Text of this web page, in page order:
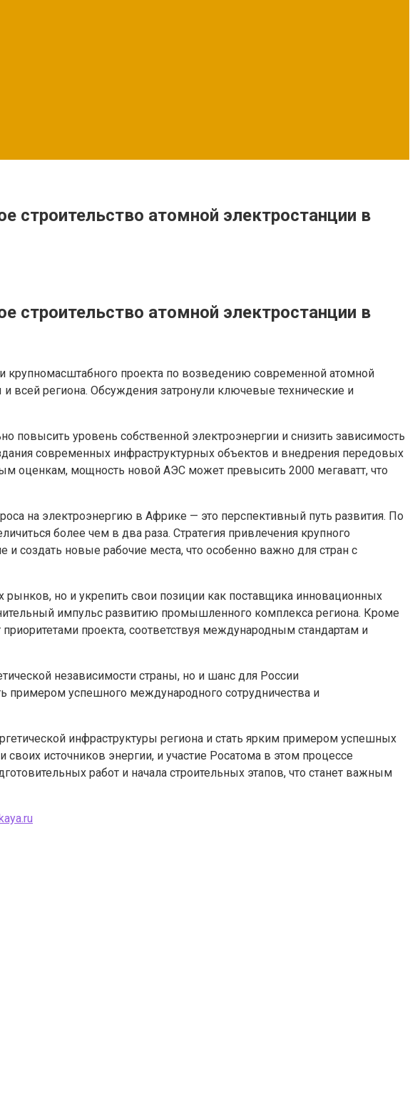
строительство атомной электростанции в
строительство атомной электростанции в
крупномасштабного проекта по возведению современной атомной
всей региона. Обсуждения затронули ключевые технические и
повысить уровень собственной электроэнергии и снизить зависимость
современных инфраструктурных объектов и внедрения передовых
оценкам, мощность новой АЭС может превысить 2000 мегаватт, что
на электроэнергию в Африке — это перспективный путь развития. По
более чем в два раза. Стратегия привлечения крупного
создать новые рабочие места, что особенно важно для стран с
но и укрепить свои позиции как поставщика инновационных
импульс развитию промышленного комплекса региона. Кроме
проекта, соответствуя международным стандартам и
независимости страны, но и шанс для России
примером успешного международного сотрудничества и
инфраструктуры региона и стать ярким примером успешных
источников энергии, и участие Росатома в этом процессе
работ и начала строительных этапов, что станет важным